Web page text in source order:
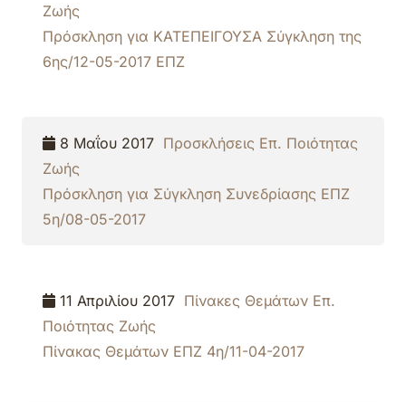
Ζωής
Πρόσκληση για ΚΑΤΕΠΕΙΓΟΥΣΑ Σύγκληση της
6ης/12-05-2017 ΕΠΖ
8 Μαΐου 2017 Προσκλήσεις Επ. Ποιότητας
Ζωής
Πρόσκληση για Σύγκληση Συνεδρίασης ΕΠΖ
5η/08-05-2017
11 Απριλίου 2017 Πίνακες Θεμάτων Επ.
Ποιότητας Ζωής
Πίνακας Θεμάτων ΕΠΖ 4η/11-04-2017